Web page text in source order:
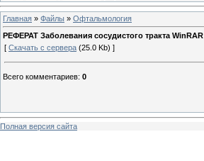
Главная » Файлы » Офтальмология
РЕФЕРАТ Заболевания сосудистого тракта WinRAR
[ Скачать с сервера (25.0 Kb) ]
Всего комментариев: 0
Полная версия сайта